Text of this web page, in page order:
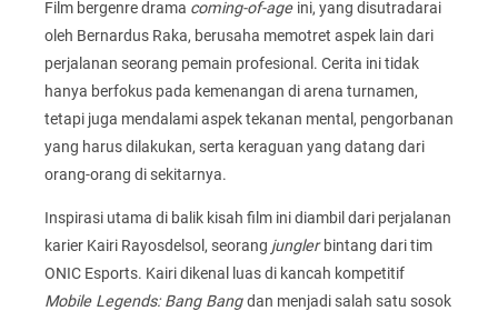
Film bergenre drama coming-of-age ini, yang disutradarai
oleh Bernardus Raka, berusaha memotret aspek lain dari
perjalanan seorang pemain profesional. Cerita ini tidak
hanya berfokus pada kemenangan di arena turnamen,
tetapi juga mendalami aspek tekanan mental, pengorbanan
yang harus dilakukan, serta keraguan yang datang dari
orang-orang di sekitarnya.
Inspirasi utama di balik kisah film ini diambil dari perjalanan
karier Kairi Rayosdelsol, seorang jungler bintang dari tim
ONIC Esports. Kairi dikenal luas di kancah kompetitif
Mobile Legends: Bang Bangdan menjadi salah satu sosok